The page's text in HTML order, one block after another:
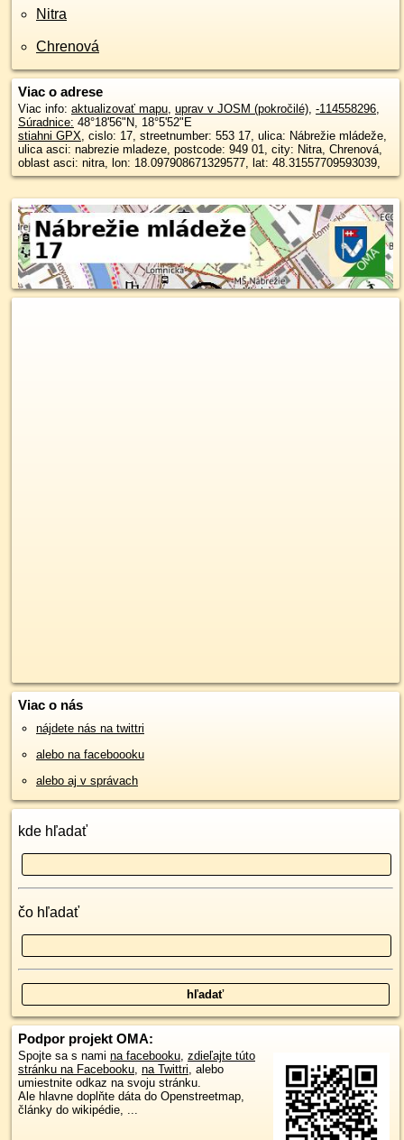
Nitra
Chrenová
Viac o adrese
Viac info: aktualizovať mapu, uprav v JOSM (pokročilé), -114558296,
Súradnice: 48°18'56"N, 18°5'52"E
stiahni GPX, cislo: 17, streetnumber: 553 17, ulica: Nábrežie mládeže,
ulica asci: nabrezie mladeze, postcode: 949 01, city: Nitra, Chrenová,
oblast asci: nitra, lon: 18.097908671329577, lat: 48.31557709593039,
Viac o nás
nájdete nás na twittri
alebo na faceboooku
alebo aj v správach
kde hľadať
čo hľadať
Podpor projekt OMA:
Spojte sa s nami na facebooku, zdieľajte túto
stránku na Facebooku, na Twittri, alebo
umiestnite odkaz na svoju stránku.
Ale hlavne doplňte dáta do Openstreetmap,
články do wikipédie, ...